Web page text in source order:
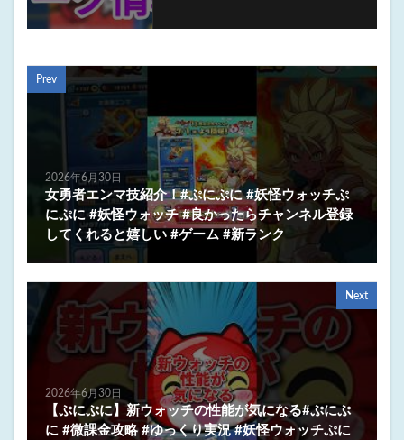
Prev
2026年6月30日
女勇者エンマ技紹介！#ぷにぷに #妖怪ウォッチぷ
にぷに #妖怪ウォッチ #良かったらチャンネル登録
してくれると嬉しい #ゲーム #新ランク
Next
2026年6月30日
【ぷにぷに】新ウォッチの性能が気になる#ぷにぷ
に #微課金攻略 #ゆっくり実況 #妖怪ウォッチぷに